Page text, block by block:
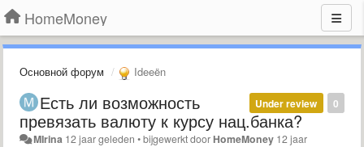
HomeMoney
Основной форум Ideeën
0
Under review
Есть ли возможность
превязать валюту к курсу нац.банка?
MIrina 12 jaar geleden •bijgewerkt door HomeMoney 12 jaar